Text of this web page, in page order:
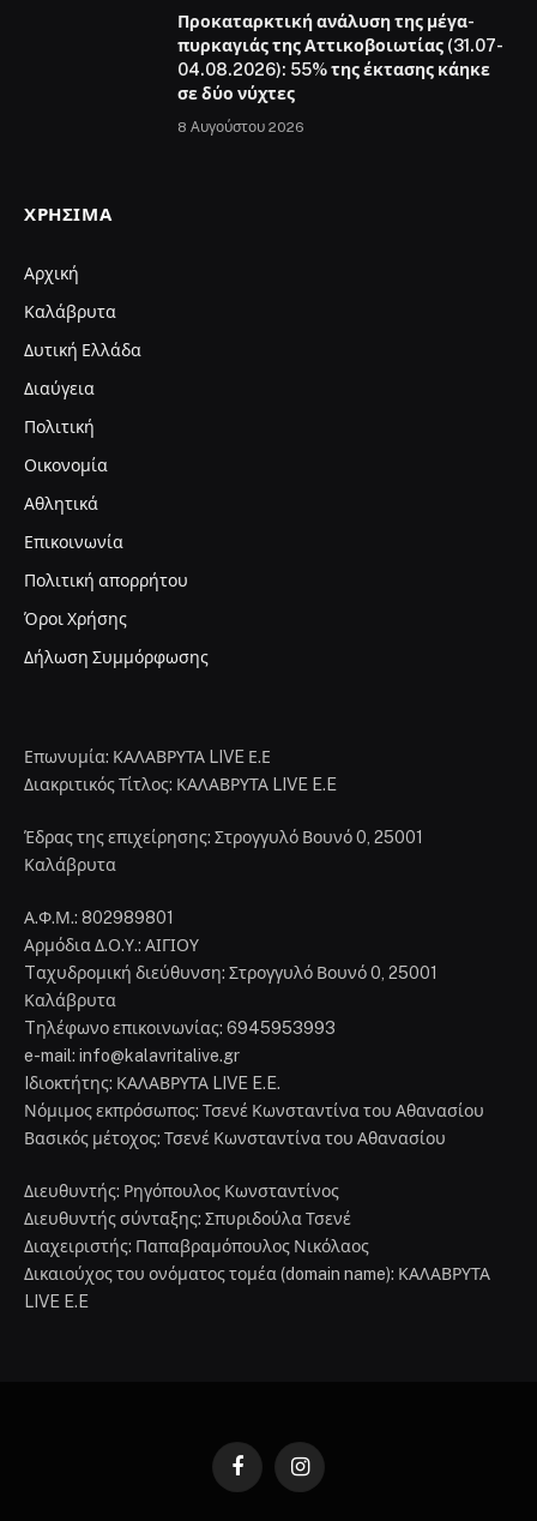
Προκαταρκτική ανάλυση της μέγα-
πυρκαγιάς της Αττικοβοιωτίας (31.07-
04.08.2026): 55% της έκτασης κάηκε
σε δύο νύχτες
8 Αυγούστου 2026
ΧΡΉΣΙΜΑ
Αρχική
Καλάβρυτα
Δυτική Ελλάδα
Διαύγεια
Πολιτική
Οικονομία
Αθλητικά
Επικοινωνία
Πολιτική απορρήτου
Όροι Χρήσης
Δήλωση Συμμόρφωσης
Επωνυμία: ΚΑΛΑΒΡΥΤΑ LIVE Ε.Ε
Διακριτικός Τίτλος: ΚΑΛΑΒΡΥΤΑ LIVE E.E
Έδρας της επιχείρησης: Στρογγυλό Βουνό 0, 25001
Καλάβρυτα
Α.Φ.Μ.: 802989801
Αρμόδια Δ.Ο.Υ.: ΑΙΓΙΟΥ
Tαχυδρομική διεύθυνση: Στρογγυλό Βουνό 0, 25001
Καλάβρυτα
Tηλέφωνο επικοινωνίας: 6945953993
e-mail: info@kalavritalive.gr
Iδιοκτήτης: ΚΑΛΑΒΡΥΤΑ LIVE E.E.
Νόμιμος εκπρόσωπος: Τσενέ Κωνσταντίνα του Αθανασίου
Βασικός μέτοχος: Τσενέ Κωνσταντίνα του Αθανασίου
Διευθυντής: Ρηγόπουλος Κωνσταντίνος
Διευθυντής σύνταξης: Σπυριδούλα Τσενέ
Διαχειριστής: Παπαβραμόπουλος Νικόλαος
Δικαιούχος του ονόματος τομέα (domain name): ΚΑΛΑΒΡΥΤΑ
LIVE E.E
FacebookInstagram